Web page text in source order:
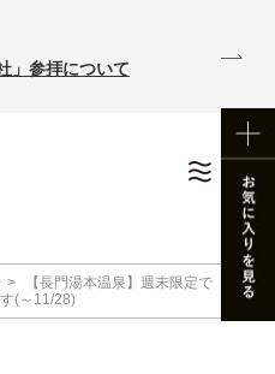
」参拝について
>
【長門湯本温泉】週末限定で「階
(～11/28)